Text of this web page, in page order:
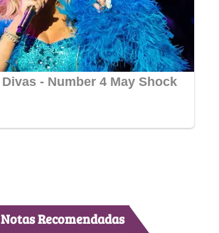
Notas Recomendadas